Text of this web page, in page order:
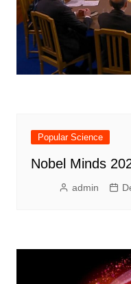
Popular Science
Nobel Minds
admin